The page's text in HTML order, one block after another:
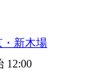
・新木場
12:00